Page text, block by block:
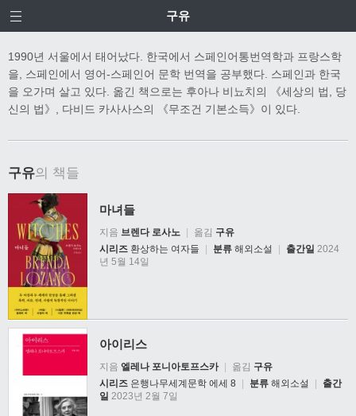
구유
1990년 서울에서 태어났다. 한국에서 스페인어통번역학과 프랑스학
을, 스페인에서 영어-스페인어 문학 번역을 공부했다. 스페인과 한국
을 오가며 살고 있다. 옮긴 책으로는 후아나 비뇨치의 《세상의 법, 당
신의 법》, 다비드 카사사스의 《무조건 기본소득》이 있다.
구유의 책들
마녀들
지음 브렌다 로사노 옮김 구유
시리즈 환상하는 여자들 분류 해외소설 출간일 2024
년 5월 14일
아이리스
지음 엘레나 포니아토프스카 | 옮김 구유
시리즈 은행나무세계문학 에세 8 | 분류 해외소설 |
출간
일 2023년 2월 7일